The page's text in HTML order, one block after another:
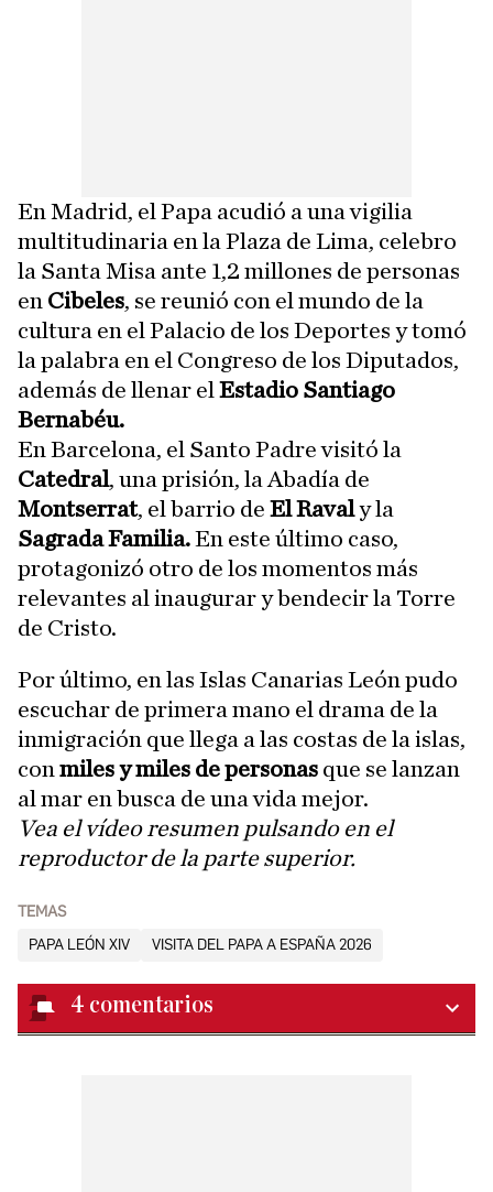
En Madrid, el Papa acudió a una vigilia
multitudinaria en la Plaza de Lima, celebro
la Santa Misa ante 1,2 millones de personas
en Cibeles, se reunió con el mundo de la
cultura en el Palacio de los Deportes y tomó
la palabra en el Congreso de los Diputados,
además de llenar el Estadio Santiago
Bernabéu.
En Barcelona, el Santo Padre visitó la
Catedral, una prisión, la Abadía de
Montserrat, el barrio de El Ravaly la
Sagrada Familia.En este último caso,
protagonizó otro de los momentos más
relevantes al inaugurar y bendecir la Torre
de Cristo.
Por último, en las Islas Canarias León pudo
escuchar de primera mano el drama de la
inmigración que llega a las costas de la islas,
con miles y miles de personas que se lanzan
al mar en busca de una vida mejor.
Vea el vídeo resumen pulsando en el
reproductor de la parte superior.
TEMAS
PAPA LEÓN XIV
VISITA DEL PAPA A ESPAÑA 2026
4 comentarios